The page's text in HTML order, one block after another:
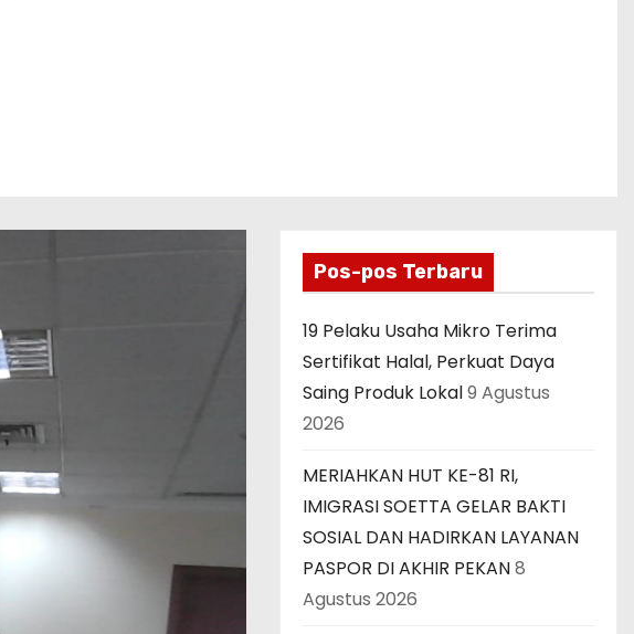
Pos-pos Terbaru
19 Pelaku Usaha Mikro Terima
Sertifikat Halal, Perkuat Daya
Saing Produk Lokal9 Agustus
2026
MERIAHKAN HUT KE-81 RI,
IMIGRASI SOETTA GELAR BAKTI
SOSIAL DAN HADIRKAN LAYANAN
PASPOR DI AKHIR PEKAN8
Agustus 2026